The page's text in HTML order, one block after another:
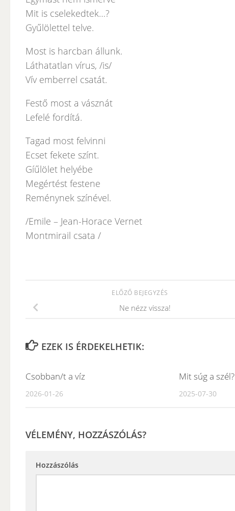
Mit is cselekedtek…?
Gyűlölettel telve.
Most is harcban állunk.
Láthatatlan vírus, /is/
Vív emberrel csatát.
Festő most a vásznát
Lefelé fordítá.
Tagad most felvinni
Ecset fekete színt.
Gíűlölet helyébe
Megértést festene
Reménynek színével.
/Emile – Jean-Horace Vernet
Montmirail csata /
ELŐZŐ BEJEGYZÉS
Ne nézz vissza!
EZEK IS ÉRDEKELHETIK:
Csobban/t a víz
2026-01-26
Mit súg a szél?
2025-07-30
VÉLEMÉNY, HOZZÁSZÓLÁS?
Hozzászólás